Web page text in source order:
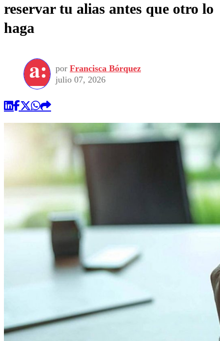
reservar tu alias antes que otro lo
haga
por Francisca Bórquez
julio 07, 2026